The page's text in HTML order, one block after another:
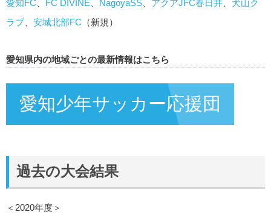
愛知FC
FC DIVINE NagoyaSS アクアJFC春日井
犬山ク
ラブ
安城北部FC （新規）
愛知県内の地域ごとの最新情報はこちら
愛知少年サッカー応援団
過去の大会結果
＜2020年度＞